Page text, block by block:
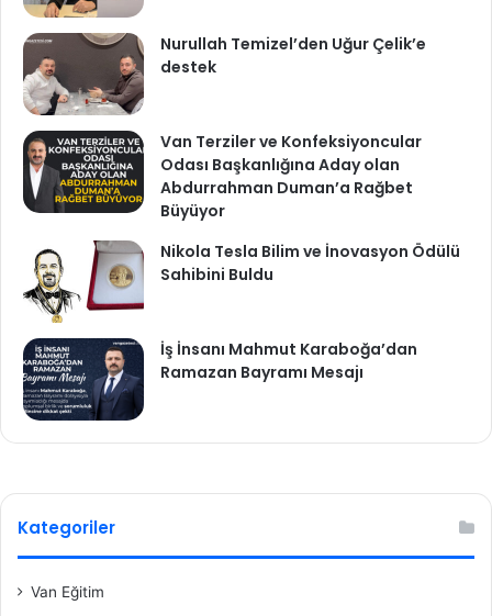
Nurullah Temizel’den Uğur Çelik’e
destek
Van Terziler ve Konfeksiyoncular
Odası Başkanlığına Aday olan
Abdurrahman Duman’a Rağbet
Büyüyor
Nikola Tesla Bilim ve İnovasyon Ödülü
Sahibini Buldu
İş İnsanı Mahmut Karaboğa’dan
Ramazan Bayramı Mesajı
Kategoriler
Van Eğitim